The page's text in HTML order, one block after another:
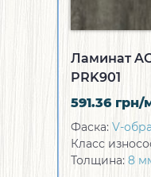
Ламинат
PRK901
591.36 грн/
Фаска: V-
Класс
Толщина: 8